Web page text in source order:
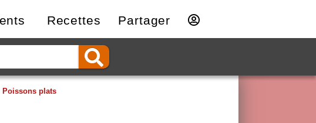
Recettes Partager
Poissons plats